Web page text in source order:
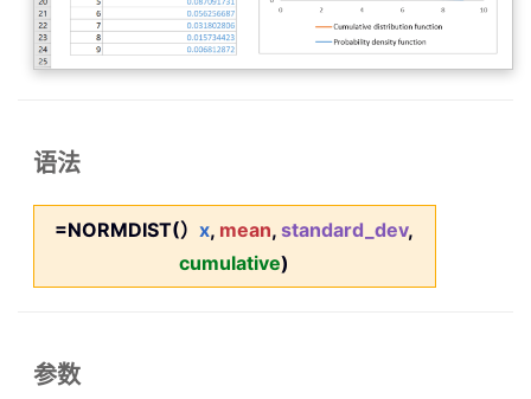
语法
=NORMDIST(）x, mean,standard_dev,
cumulative)
参数